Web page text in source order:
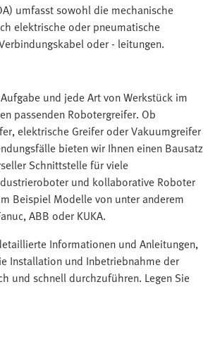
umfasst sowohl die mechanische
elektrische oder pneumatische
oder - leitungen.
und jede Art von Werkstück im
passenden Robotergreifer. Ob
elektrische Greifer oder Vakuumgreifer
bieten wir Ihnen einen Bausatz
Schnittstelle für viele
und kollaborative Roboter
Beispiel Modelle von unter anderem
ABB oder KUKA.
Informationen und Anleitungen,
Installation und Inbetriebnahme der
und schnell durchzuführen. Legen Sie